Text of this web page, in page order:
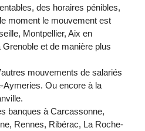
des horaires pénibles,
moment le mouvement est
Montpellier, Aix en
et de manière plus
mouvements de salariés
Aymeries. Ou encore à la
banques à Carcassonne,
Rennes, Ribérac, La Roche-